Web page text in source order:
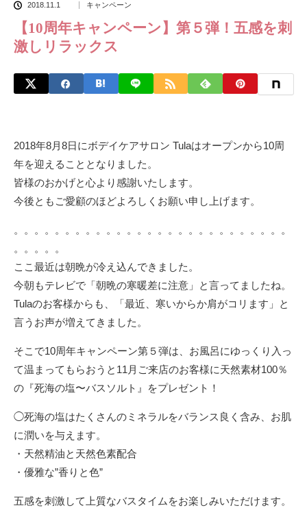
2018.11.1 キャンペーン
【10周年キャンペーン】第５弾！五感を刺
激しリラックス
2018年8月8日にボデイケアサロン Tulaはオープンから10周
年を迎えることとなりました。
皆様のおかげと心より感謝いたします。
今後ともご愛顧のほどよろしくお願い申し上げます。
。。。。。。。。。。。。。。。。。。。。。。。。。。。
。。。。。
ここ最近は朝晩が冷え込んできました。
今朝もテレビで「朝晩の寒暖差に注意」と言ってましたね。
Tulaのお客様からも、「最近、寒いからか肩がコリます」と
言うお声が増えてきました。
そこで10周年キャンペーン第５弾は、お風呂にゆっくり入っ
て温まってもらおうと11月ご来店のお客様に天然素材100％
の『死海の塩〜バスソルト』をプレゼント！
◯死海の塩はたくさんのミネラルをバランス良く含み、お肌
に潤いを与えます。
・天然精油と天然色素配合
・優雅な”香りと色”
五感を刺激して上質なバスタイムをお楽しみいただけます。